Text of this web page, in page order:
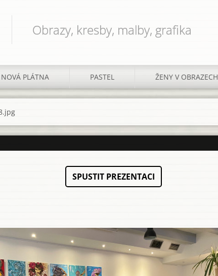
Obrazy, kresby, malby, grafika
NOVÁ PLÁTNA PASTEL ŽENY V OBRAZECH
SPUSTIT PREZENTACI